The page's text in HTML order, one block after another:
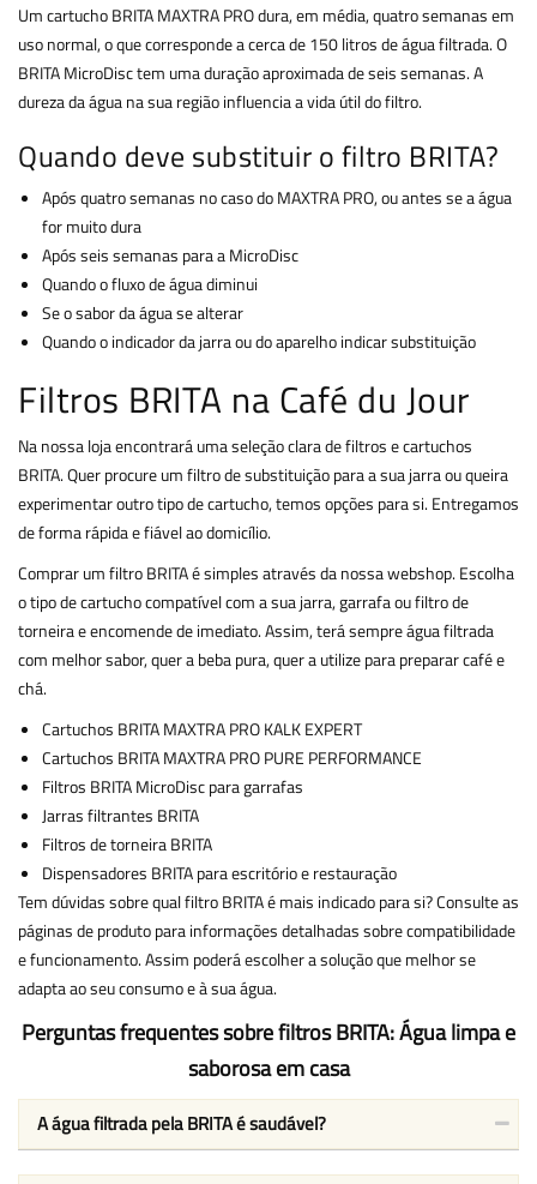
Um cartucho BRITA MAXTRA PRO dura, em média, quatro semanas em
uso normal, o que corresponde a cerca de 150 litros de água filtrada. O
BRITA MicroDisc tem uma duração aproximada de seis semanas. A
dureza da água na sua região influencia a vida útil do filtro.
Quando deve substituir o filtro BRITA?
Após quatro semanas no caso do MAXTRA PRO, ou antes se a água
for muito dura
Após seis semanas para a MicroDisc
Quando o fluxo de água diminui
Se o sabor da água se alterar
Quando o indicador da jarra ou do aparelho indicar substituição
Filtros BRITA na Café du Jour
Na nossa loja encontrará uma seleção clara de filtros e cartuchos
BRITA. Quer procure um filtro de substituição para a sua jarra ou queira
experimentar outro tipo de cartucho, temos opções para si. Entregamos
de forma rápida e fiável ao domicílio.
Comprar um filtro BRITA é simples através da nossa webshop. Escolha
o tipo de cartucho compatível com a sua jarra, garrafa ou filtro de
torneira e encomende de imediato. Assim, terá sempre água filtrada
com melhor sabor, quer a beba pura, quer a utilize para preparar café e
chá.
Cartuchos BRITA MAXTRA PRO KALK EXPERT
Cartuchos BRITA MAXTRA PRO PURE PERFORMANCE
Filtros BRITA MicroDisc para garrafas
Jarras filtrantes BRITA
Filtros de torneira BRITA
Dispensadores BRITA para escritório e restauração
Tem dúvidas sobre qual filtro BRITA é mais indicado para si? Consulte as
páginas de produto para informações detalhadas sobre compatibilidade
e funcionamento. Assim poderá escolher a solução que melhor se
adapta ao seu consumo e à sua água.
Perguntas frequentes sobre filtros BRITA: Água limpa e
saborosa em casa
A água filtrada pela BRITA é saudável?